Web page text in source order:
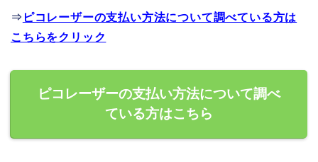
⇒ ピコレーザーの支払い方法について調べている方は
こちらをクリック
ピコレーザーの支払い方法について調べ
ている方はこちら